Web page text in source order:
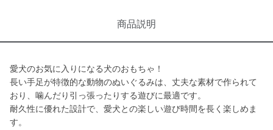
商品説明
愛犬のお気に入りになる犬のおもちゃ！
長い手足が特徴的な動物のぬいぐるみは、丈夫な素材で作られて
おり、噛んだり引っ張ったりする遊びに最適です。
耐久性に優れた設計で、愛犬との楽しい遊び時間を長く楽しめま
す。